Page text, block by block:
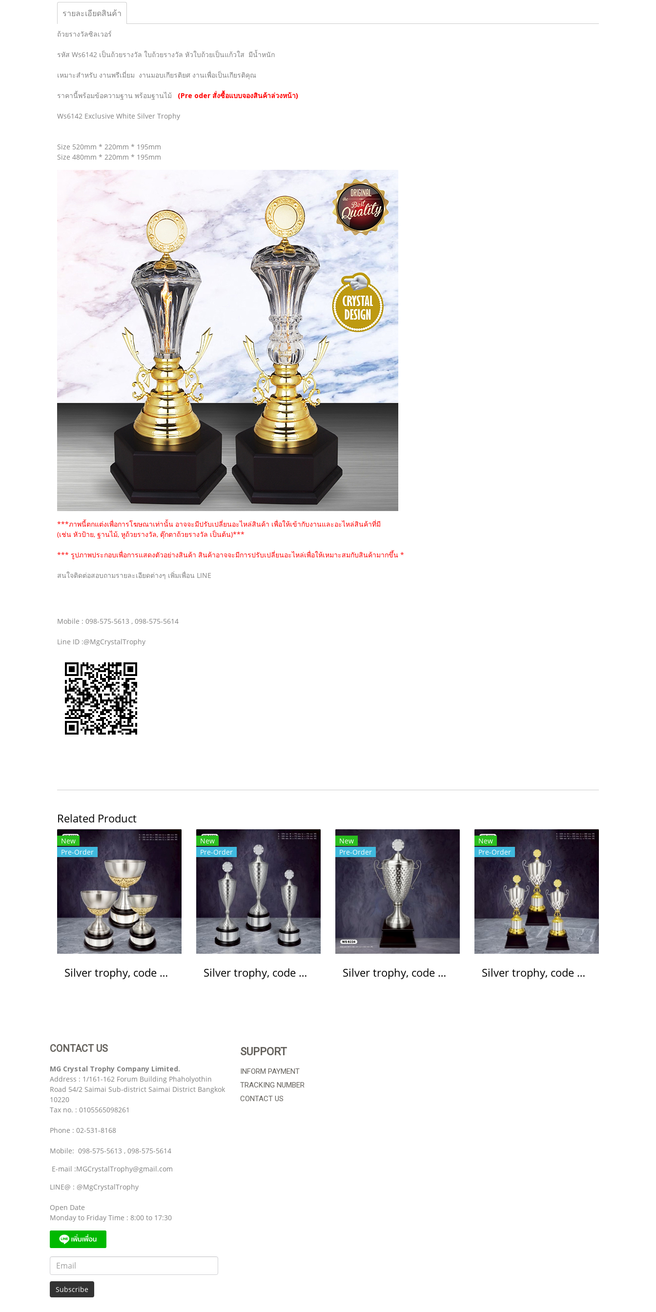
รายละเอียดสินค้า
ถ้วยรางวัลซิลเวอร์
รหัส Ws6142 เป็นถ้วยรางวัล ใบถ้วยรางวัล หัวใบถ้วยเป็นแก้วใส มีน้ำหนัก
เหมาะสำหรับ งานพรีเมี่ยม งานมอบเกียรติยศ งานเพื่อเป็นเกียรติคุณ
ราคานี้พร้อมข้อความฐาน พร้อมฐานไม้ (Pre oder สั่งซื้อแบบจองสินค้าล่วงหน้า)
Ws6142 Exclusive White Silver Trophy
Size 520mm * 220mm * 195mm
Size 480mm * 220mm * 195mm
***ภาพนี้ตกแต่งเพื่อการโฆษณาเท่านั้น อาจจะมีปรับเปลี่ยนอะไหล่สินค้า เพื่อให้เข้ากับงานและอะไหล่สินค้าที่มี
(เช่น หัวป้าย, ฐานไม้, หูถ้วยรางวัล, ตุ๊กตาถ้วยรางวัล เป็นต้น)***
*** รูปภาพประกอบเพื่อการแสดงตัวอย่างสินค้า สินค้าอาจจะมีการปรับเปลี่ยนอะไหล่เพื่อให้เหมาะสมกับสินค้ามากขึ้น *
สนใจติดต่อสอบถามรายละเอียดต่างๆ เพิ่มเพื่อน LINE
Mobile : 098-575-5613 , 098-575-5614
Line ID :@MgCrystalTrophy
Related Product
New
Pre-Order
Silver trophy, code WS6223
New
Pre-Order
Silver trophy, code WS6225
New
Pre-Order
Silver trophy, code WS6224
New
Pre-Order
Silver trophy, code WS6231
CONTACT US
MG Crystal Trophy Company Limited.
Address : 1/161-162 Forum Building Phaholyothin
Road 54/2 Saimai Sub-district Saimai District Bangkok
10220
Tax no. : 0105565098261
Phone : 02-531-8168
Mobile: 098-575-5613 , 098-575-5614
E-mail :MGCrystalTrophy@gmail.com
LINE@ : @MgCrystalTrophy
Open Date
Monday to Friday Time : 8:00 to 17:30
Subscribe
SUPPORT
INFORM PAYMENT
TRACKING NUMBER
CONTACT US